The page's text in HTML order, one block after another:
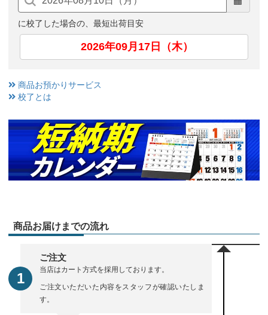
に校了した場合の、最短出荷目安
2026年09月17日（木）
商品お預かりサービス
校了とは
商品お届けまでの流れ
ご注文
当店はカート方式を採用しております。
ご注文いただいた内容をスタッフが確認いたしま
す。